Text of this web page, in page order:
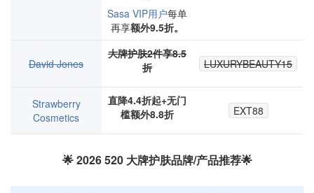
Sasa VIP用户每单
再享额外9.5折。
David Jones
大牌护肤2件享8.5
折
LUXURYBEAUTY15
Strawberry
Cosmetics
直降4.4折起+无门
槛额外8.8折
EXT88
🌟 2026 520 大牌护肤品牌/产品推荐🌟